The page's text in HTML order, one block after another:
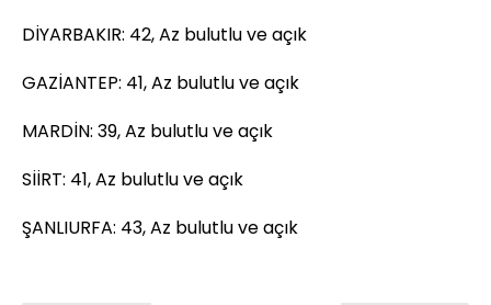
DİYARBAKIR: 42, Az bulutlu ve açık
GAZİANTEP: 41, Az bulutlu ve açık
MARDİN: 39, Az bulutlu ve açık
SİİRT: 41, Az bulutlu ve açık
ŞANLIURFA: 43, Az bulutlu ve açık